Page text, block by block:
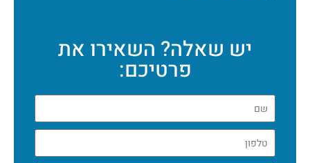
יש שאלה? השאירו את
פרטיכם: